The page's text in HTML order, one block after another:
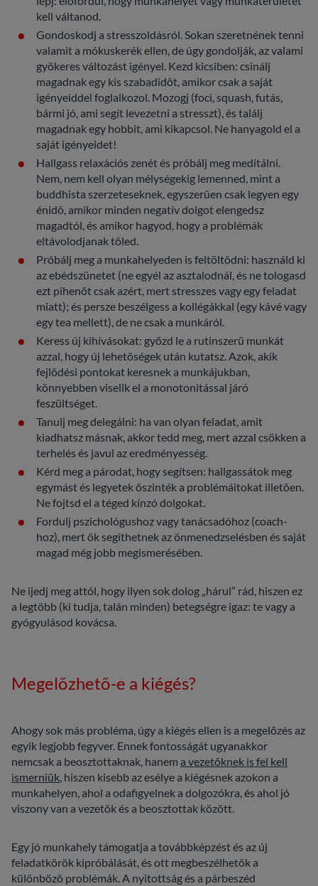
kell váltanod.
Gondoskodj a stresszoldásról. Sokan szeretnének tenni
valamit a mókuskerék ellen, de úgy gondolják, az valami
gyökeres változást igényel. Kezd kicsiben: csinálj
magadnak egy kis szabadidőt, amikor csak a saját
igényeiddel foglalkozol. Mozogj (foci, squash, futás,
bármi jó, ami segít levezetni a stresszt), és találj
magadnak egy hobbit, ami kikapcsol. Ne hanyagold el a
saját igényeidet!
Hallgass relaxációs zenét és próbálj meg meditálni.
Nem, nem kell olyan mélységekig lemenned, mint a
buddhista szerzeteseknek, egyszerűen csak legyen egy
énidő, amikor minden negatív dolgot elengedsz
magadtól, és amikor hagyod, hogy a problémák
eltávolodjanak tőled.
Próbálj meg a munkahelyeden is feltöltődni: használd ki
az ebédszünetet (ne egyél az asztalodnál, és ne tologasd
ezt pihenőt csak azért, mert stresszes vagy egy feladat
miatt); és persze beszélgess a kollégákkal (egy kávé vagy
egy tea mellett), de ne csak a munkáról.
Keress új kihívásokat: győzd le a rutinszerű munkát
azzal, hogy új lehetőségek után kutatsz. Azok, akik
fejlődési pontokat keresnek a munkájukban,
könnyebben viselik el a monotonitással járó
feszültséget.
Tanulj meg delegálni: ha van olyan feladat, amit
kiadhatsz másnak, akkor tedd meg, mert azzal csökken a
terhelés és javul az eredményesség.
Kérd meg a párodat, hogy segítsen: hallgassátok meg
egymást és legyetek őszinték a problémáitokat illetően.
Ne fojtsd el a téged kínzó dolgokat.
Fordulj pszichológushoz vagy tanácsadóhoz (coach-
hoz), mert ők segíthetnek az önmenedzselésben és saját
magad még jobb megismerésében.
Ne ijedj meg attól, hogy ilyen sok dolog „hárul” rád, hiszen ez
a legtöbb (ki tudja, talán minden) betegségre igaz: te vagy a
gyógyulásod kovácsa.
Megelőzhető-e a kiégés?
Ahogy sok más probléma, úgy a kiégés ellen is a megelőzés az
egyik legjobb fegyver. Ennek fontosságát ugyanakkor
nemcsak a beosztottaknak, hanem a vezetőknek is fel kell
ismerniük, hiszen kisebb az esélye a kiégésnek azokon a
munkahelyen, ahol a odafigyelnek a dolgozókra, és ahol jó
viszony van a vezetők és a beosztottak között.
Egy jó munkahely támogatja a továbbképzést és az új
feladatkörök kipróbálását, és ott megbeszélhetők a
különböző problémák. A nyitottság és a párbeszéd